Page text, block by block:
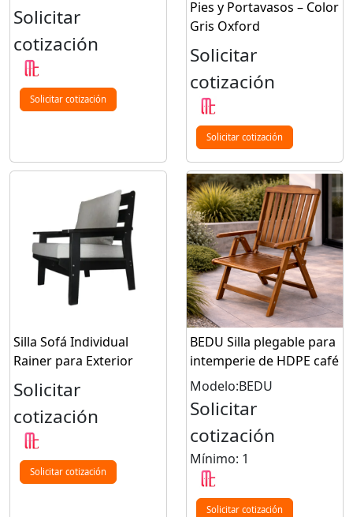
Solicitar
cotización
Solicitar cotización
Pies y Portavasos – Color
Gris Oxford
Solicitar
cotización
Solicitar cotización
Silla Sofá Individual
Rainer para Exterior
Solicitar
cotización
Solicitar cotización
BEDU Silla plegable para
intemperie de HDPE café
Modelo:BEDU
Solicitar
cotización
Mínimo: 1
Solicitar cotización